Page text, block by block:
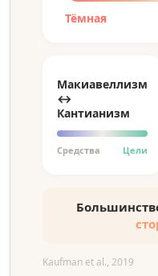
Тёмная
Макиавеллизм
↔
Кантианизм
Средства Цели
Kaufman et al., 2019